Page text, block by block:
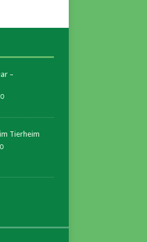
–
0
Tierheim
0